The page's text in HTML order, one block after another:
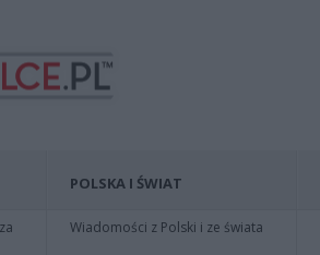
POLSKA I ŚWIAT
Wiadomości z Polski i ze świata